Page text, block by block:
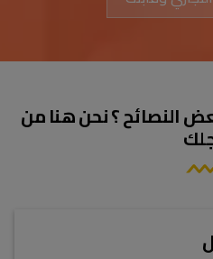
النصائح ؟ نحن هنا من